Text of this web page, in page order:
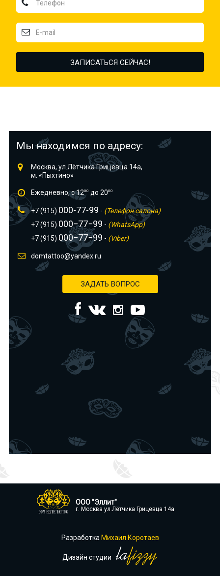
Мы находимся по адресу:
Москва, ул.Лётчика Грицевца 14а,
м. «Пыхтино»
Ежедневно, с 1200 до 2000
+7 (915) 000-77-99 - (Телефон салона)
+7 (915) 000−77−99 - (WhatsApp)
+7 (915) 000−77−99 - (Viber)
domtattoo@yandex.ru
ЗАДАТЬ ВОПРОС
ООО "Эллит"
г. Москва ул.Лётчика Грицевца 14а
Разработка Михаил Коротаев
Дизайн студии